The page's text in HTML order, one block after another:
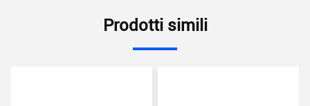
Prodotti simili